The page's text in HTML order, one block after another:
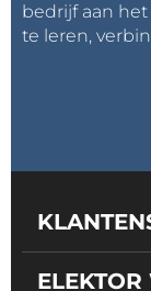
bedrijf aan
te leren,